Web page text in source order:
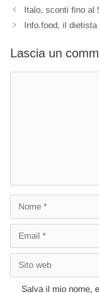
Italo, sconti fino al
Info.food, il
Lascia un
Nome
Email
Sito
Salva il mio nome,